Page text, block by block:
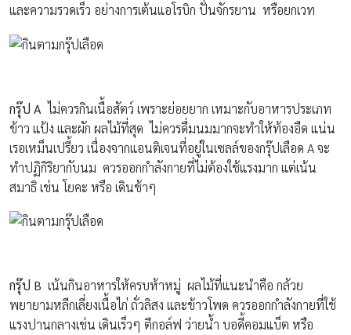
และความรวดเร็ว อย่างการเต้นแอโรบิก ปั่นจักรยาน หรือยกเวท
กรุ๊ป A ไม่ควรกินเนื้อสัตว์ เพราะย่อยยาก เหมาะกับอาหารประเภท
ข้าว แป้ง และผัก ผลไม้ที่สุด ไม่ควรดื่มนมมากจะทำให้ท้องอืด แน่น
เรอเหม็นเปรี้ยว เนื่องจากแอนติเจนที่อยู่ในเซลล์ของกรุ๊ปเลือด A จะ
ทำปฏิกิริยากับนม ควรออกกำลังกายที่ไม่ต้องใช้แรงมาก แต่เน้น
สมาธิ เช่น โยคะ หรือ เดินช้าๆ
กรุ๊ป B เน้นกินอาหารให้ครบห้าหมู่ ผลไม้ที่แนะนำคือ กล้วย
พยายามหลีกเลี่ยงเนื้อไก่ ถั่วลิสง และข้าวโพด ควรออกกำลังกายที่ใช้
แรงปานกลางเช่น เดินเร็วๆ ตีกอล์ฟ ว่ายน้ำ บอดี้คอมแบ็ต หรือ